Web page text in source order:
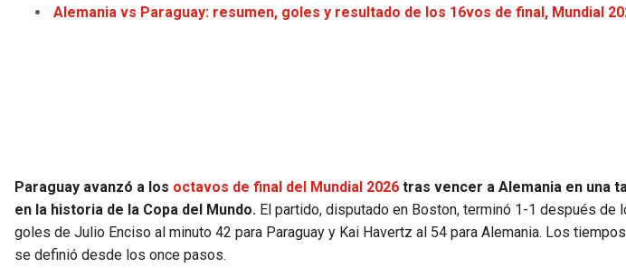
Alemania vs Paraguay: resumen, goles y resultado de los 16vos de final, Mundial
Paraguay avanzó a los octavos de final del Mundial 2026 tras vencer a Alemania en una
en la historia de la Copa del Mundo. El partido, disputado en Boston, terminó 1-1 después de
goles de Julio Enciso al minuto 42 para Paraguay y Kai Havertz al 54 para Alemania. Los
se definió desde los once pasos.